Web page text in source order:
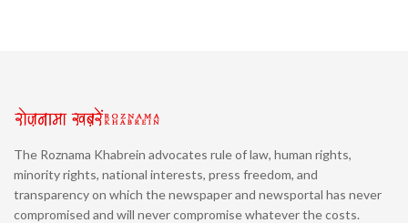
The Roznama Khabrein advocates rule of law, human rights,
minority rights, national interests, press freedom, and
transparency on which the newspaper and newsportal has never
compromised and will never compromise whatever the costs.